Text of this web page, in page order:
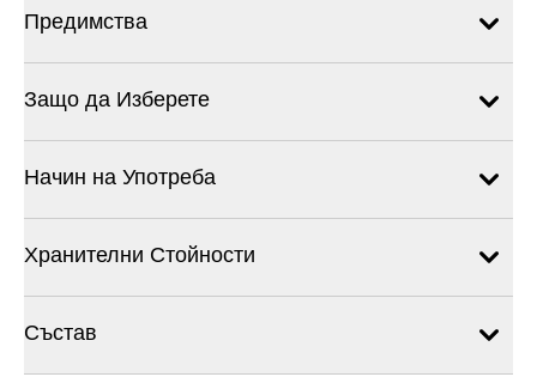
Предимства
Защо да Изберете
Начин на Употреба
Хранителни Стойности
Състав